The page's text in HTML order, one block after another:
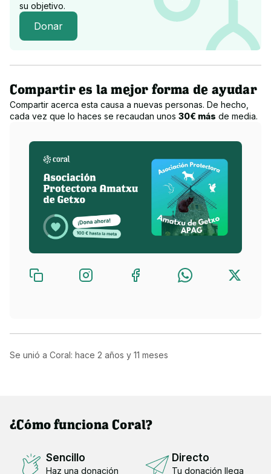
su objetivo.
Donar
Compartir es la mejor forma de ayudar
Compartir acerca esta causa a nuevas personas. De hecho,
cada vez que lo haces se recaudan unos 30€ más de media.
Se unió a Coral: hace 2 años y 11 meses
¿Cómo funciona Coral?
Sencillo
Haz una donación
Directo
Tu donación llega